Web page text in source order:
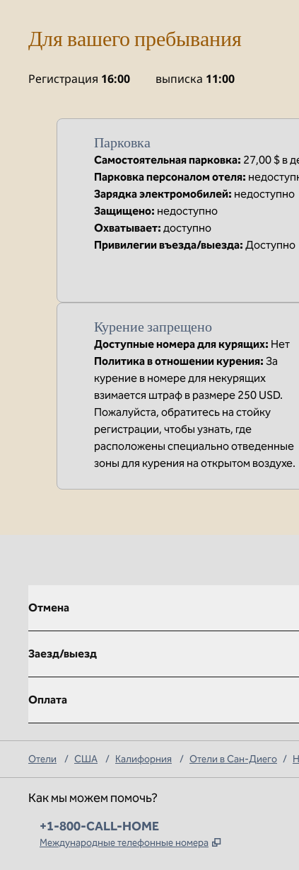
Для вашего пребывания
Регистрация 16:00 выписка 11:00
Парковка
Самостоятельная парковка: 27,00 $ в
Парковка персоналом отеля:
Зарядка электромобилей: недоступно
Защищено: недоступно
Охватывает: доступно
Привилегии въезда/выезда: Доступно
Курение запрещено
Доступные номера для курящих: Нет
Политика в отношении курения: За
курение в номере для некурящих
взимается штраф в размере 250 USD.
Пожалуйста, обратитесь на стойку
регистрации, чтобы узнать, где
расположены специально отведенные
зоны для курения на открытом воздухе.
Отмена
Заезд/выезд
Оплата
Отели / США / Калифорния / Отели в Сан-Диего /
Как мы можем помочь?
Телефон:
+1-800-CALL-HOME
Международные телефонные номера ,